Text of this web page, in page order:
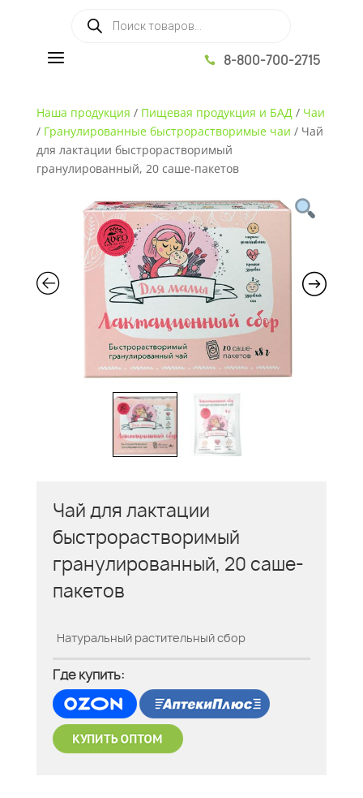
a  8-800-700-2715
Наша продукция / Пищевая продукция и БАД/ Чаи
/ Гранулированные быстрорастворимые чаи / Чай
для лактации быстрорастворимый
гранулированный, 20 саше-пакетов
Чай для лактации
быстрорастворимый
гранулированный, 20 саше-
пакетов
Натуральный растительный сбор
Где купить: